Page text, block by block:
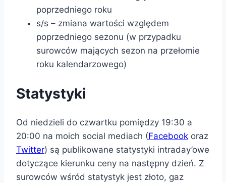
poprzedniego roku
s/s – zmiana wartości względem
poprzedniego sezonu (w przypadku
surowców mających sezon na przełomie
roku kalendarzowego)
Statystyki
Od niedzieli do czwartku pomiędzy 19:30 a
20:00 na moich social mediach (Facebook oraz
Twitter) są publikowane statystyki intraday’owe
dotyczące kierunku ceny na następny dzień. Z
surowców wśród statystyk jest złoto, gaz